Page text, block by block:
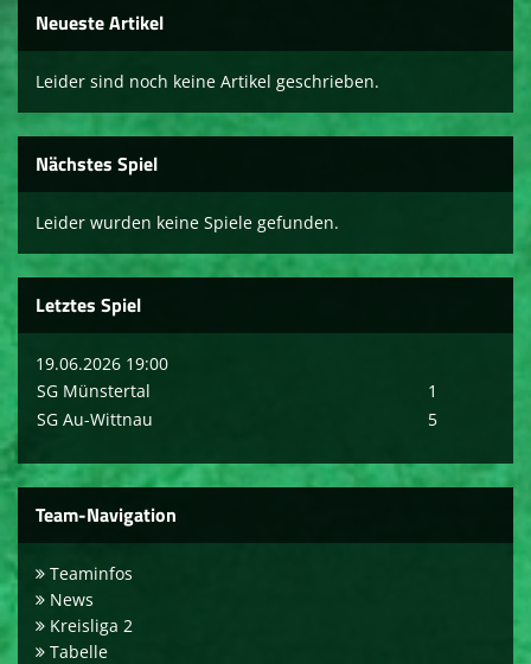
Neueste Artikel
Leider sind noch keine Artikel geschrieben.
Nächstes Spiel
Leider wurden keine Spiele gefunden.
Letztes Spiel
19.06.2026 19:00
SG Münstertal
1
SG Au-Wittnau
5
Team-Navigation
Teaminfos
News
Kreisliga 2
Tabelle